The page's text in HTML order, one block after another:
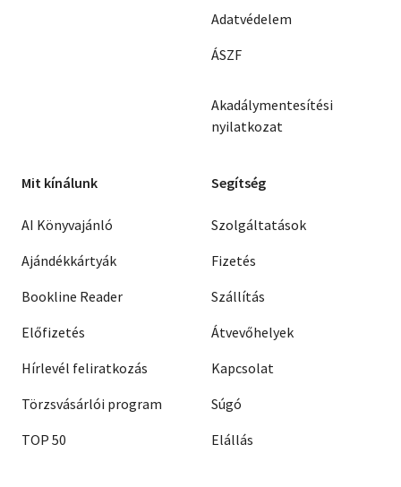
Adatvédelem
ÁSZF
Akadálymentesítési
nyilatkozat
Mit kínálunk
AI Könyvajánló
Ajándékkártyák
Bookline Reader
Előfizetés
Hírlevél feliratkozás
Törzsvásárlói program
TOP 50
Segítség
Szolgáltatások
Fizetés
Szállítás
Átvevőhelyek
Kapcsolat
Súgó
Elállás